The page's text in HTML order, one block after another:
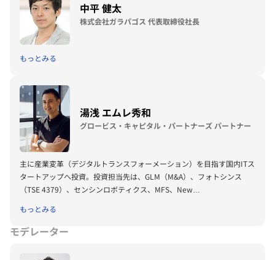
中平 健太
株式会社ガラパゴス 代表取締役社長
もっとみる
湯浅 エムレ秀和
グロービス・キャピタル・パートナーズ パートナー
主に産業変革（デジタルトランスフォーメーション）を目指す国内ITス
タートアップへ投資。投資担当先は、GLM（M&A）、フォトシンス
（TSE 4379）、センシンロボティクス、MFS、New
Shippio、CADDi、estie、Leaner Technologies、ascend、
medicalforce、Facilo 等。
ハーバードビジネススクール卒（MBA）、オハイオ州立大学ビジネス
もっとみる
モデレーター